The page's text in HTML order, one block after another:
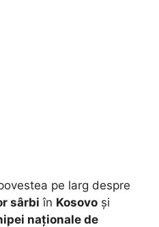
pe larg despre
sârbi în Kosovo și
naționale de